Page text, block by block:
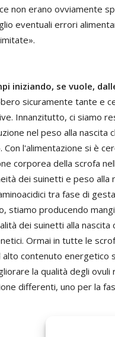
non erano ovviamente
eventuali errori
iniziando, se vuole,
sicuramente tante e
Innanzitutto, ci siamo
nel peso alla
l'alimentazione si è
corporea della scrofa
dei suinetti e peso alla
tra fase di
stiamo producendo
dei suinetti alla
Ormai in tutte le
contenuto energetico
la qualità degli
differenti, uno per la